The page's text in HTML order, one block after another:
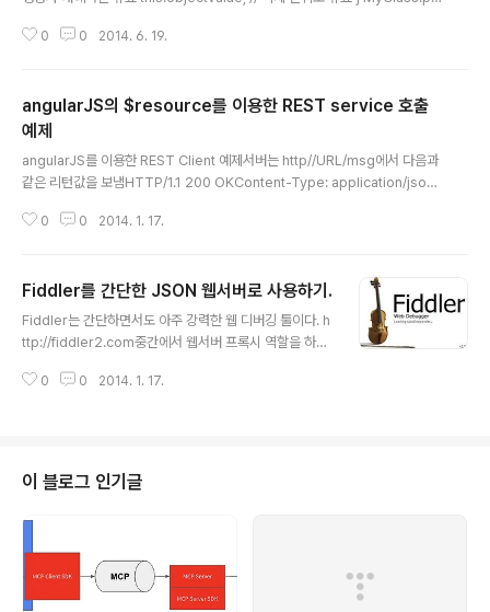
등의 HTML 태그가 반영됨 $(‘#xxx’).text : 등의 HTML 태그가 문자열로 저
는 _를 사용하거나, _$로 시작하는 것이 좋다. 구글의 자바스크립트 네이밍 컨
벤션 참고할것.자바스크립트 엔진싱글 쓰레드임을 명시 할것. 콜백은 비동기로
0 0 2014. 6. 19.
angularJS의 $resource를 이용한 REST service 호출
예제
angularJS를 이용한 REST Client 예제서버는 http//URL/msg에서 다음과
같은 리턴값을 보냄HTTP/1.1 200 OKContent-Type: application/json;
y":"Seoul"}} AngularJS 코드Get JSON{{jsonmsg}}
0 0 2014. 1. 17.
Fiddler를 간단한 JSON 웹서버로 사용하기.
Fiddler는 간단하면서도 아주 강력한 웹 디버깅 툴이다. h
ttp://fiddler2.com중간에서 웹서버 프록시 역할을 하면
있고, 기존에 보냈던 트래픽을 replay해서 다시 보낼 수
즘 들어서, 특히 자바스크립트로 웹 클라이언트를 개발하
는 일이 잦아지면서, 클라이언트 개발시 서버가 필요한데,
특히 JSON 서버의 경우에는 별도의 서버를 올리고, 간단
N 클라이언트를 만드는 입장에서는 꽤나 번거롭다. 이를..
0 0 2014. 1. 17.
이 블로그 인기글